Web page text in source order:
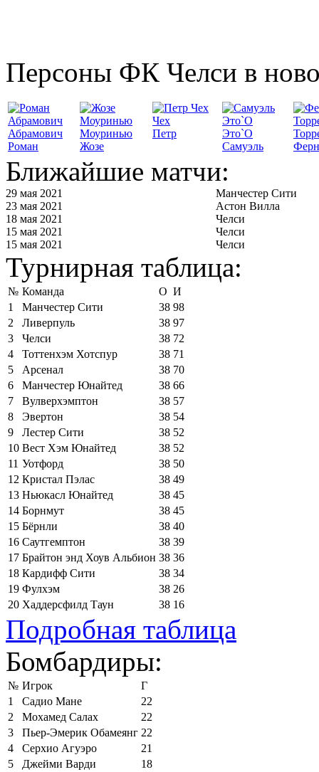
Персоны ФК Челси в
Абрамович
Роман
Моуринью
Жозе
Чех
Петр
Это`О
Самуэль
Ближайшие матчи:
29 мая 2021
Манчестер Сити
23 мая 2021
Астон Вилла
18 мая 2021
Челси
15 мая 2021
Челси
15 мая 2021
Челси
Турнирная таблица:
№ Команда О И
1
Манчестер Сити 38 98
2
Ливерпуль 38 97
3
Челси 38 72
4
Тоттенхэм Хотспур 38 71
5
Арсенал 38 70
6
Манчестер Юнайтед 38 66
7
Вулверхэмптон 38 57
8
Эвертон 38 54
9
Лестер Сити 38 52
10 Вест Хэм Юнайтед 38 52
11 Уотфорд 38 50
12 Кристал Пэлас 38 49
13 Ньюкасл Юнайтед 38 45
14 Борнмут 38 45
15 Бёрнли 38 40
16 Саутгемптон 38 39
17 Брайтон энд Хоув Альбион 38 36
18 Кардифф Сити 38 34
19 Фулхэм 38 26
20 Хаддерсфилд Таун 38 16
Подробная таблица
Бомбардиры:
№ Игрок
Г
1
Садио Мане
22
2
Мохамед Салах
22
3
Пьер-Эмерик Обамеянг 22
4
Серхио Агуэро
21
5
Джейми Варди
18